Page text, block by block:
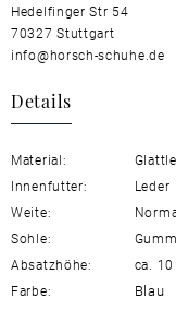
Hedelfinger Str 54
70327 Stuttgart
info@horsch-schuhe.de
Details
Material:
Innenfutter:
Leder
Weite:
Sohle:
Absatzhöhe:
ca.
Farbe:
Blau